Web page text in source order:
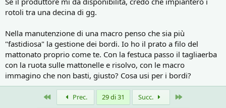
rotoli tra una decina di gg.
Nella manutenzione di una macro penso che sia più
"fastidiosa" la gestione dei bordi. Io ho il prato a filo del
mattonato proprio come te. Con la festuca passo il tagliaerba
con la ruota sulle mattonelle e risolvo, con le macro
immagino che non basti, giusto? Cosa usi per i bordi?
Primo Prec. 29 di 31 Succ.